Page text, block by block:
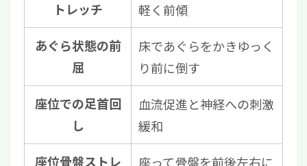
トレッチ
軽く前傾
あぐら状態の前
屈
床であぐらをかきゆっく
り前に倒す
座位での足首回
し
血流促進と神経への刺激
緩和
座位骨盤ストレ
座って骨盤を前後左右に